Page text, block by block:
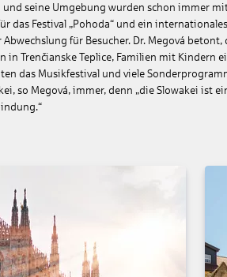
und seine Umgebung wurden schon immer
das Festival „Pohoda“ und ein
für Besucher. Dr. Megová
in Trenčianske Teplice, Familien mit Kindern
das Musikfestival und viele
so Megová, immer, denn „die Slowakei ist